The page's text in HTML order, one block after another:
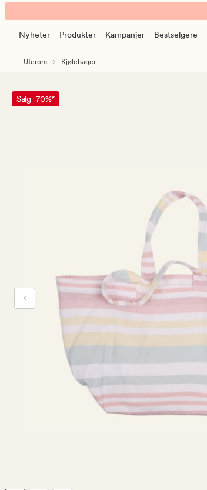
Aina
Hamam
Strandveske
banner.
Klikk
pause.
Nyheter Produkter Kampanjer Bestselgere
Uterom Kjølebager
Salg -70%*